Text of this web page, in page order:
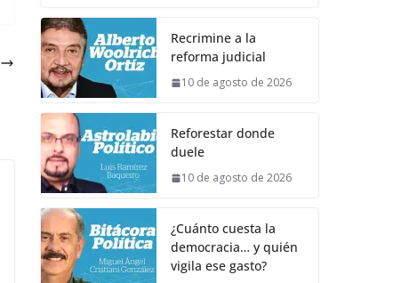
Recrimine a la
reforma judicial
10 de agosto de 2026
Reforestar donde
duele
10 de agosto de 2026
¿Cuánto cuesta la
democracia… y quién
vigila ese gasto?